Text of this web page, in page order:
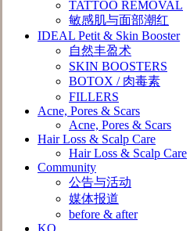
TATTOO REMOVAL
敏感肌与面部潮红
IDEAL Petit & Skin Booster
自然丰盈术
SKIN BOOSTERS
BOTOX / 肉毒素
FILLERS
Acne, Pores & Scars
Acne, Pores & Scars
Hair Loss & Scalp Care
Hair Loss & Scalp Care
Community
公告与活动
媒体报道
before & after
KO